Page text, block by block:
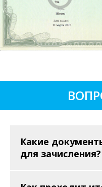
Какие
для зачисления?